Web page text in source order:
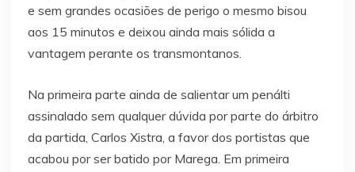
e sem grandes ocasiões de perigo o mesmo bisou
aos 15 minutos e deixou ainda mais sólida a
vantagem perante os transmontanos.
Na primeira parte ainda de salientar um penálti
assinalado sem qualquer dúvida por parte do árbitro
da partida, Carlos Xistra, a favor dos portistas que
acabou por ser batido por Marega. Em primeira